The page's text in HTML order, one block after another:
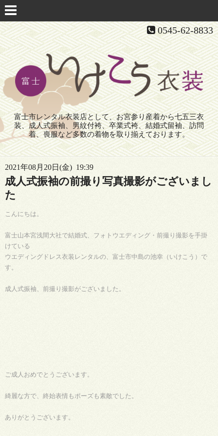
0545-62-8833
富士市レンタル衣装店として、お宮参り産着から七五三衣
装、成人式振袖、男紋付袴、卒業式袴、結婚式留袖、訪問
着、喪服など多数の着物を取り揃えております。
2021年08月20日(金) 19:39
成人式振袖の前撮り写真撮影がございまし
た
こんにちは。
富士山本宮浅間大社で結婚式、フォトウエディング・前撮り撮影を手掛
けている
ウエディングドレス衣装レンタルの、富士市中島の池幸（いけこう）で
す。
成人式振袖、前撮り撮影がございました。
ご成人おめでとうございます。
綺麗な方で、終始表情もポーズも素敵でした。
ありがとうございます。